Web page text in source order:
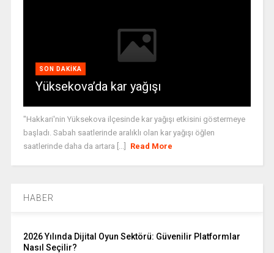
SON DAKIKA
Yüksekova’da kar yağışı
"Hakkari'nin Yüksekova ilçesinde kar yağışı etkisini göstermeye
başladı. Sabah saatlerinde aralıklı olan kar yağışı öğlen
saatlerinde daha da artara [...]
Read More
HABER
2026 Yılında Dijital Oyun Sektörü: Güvenilir Platformlar
Nasıl Seçilir?